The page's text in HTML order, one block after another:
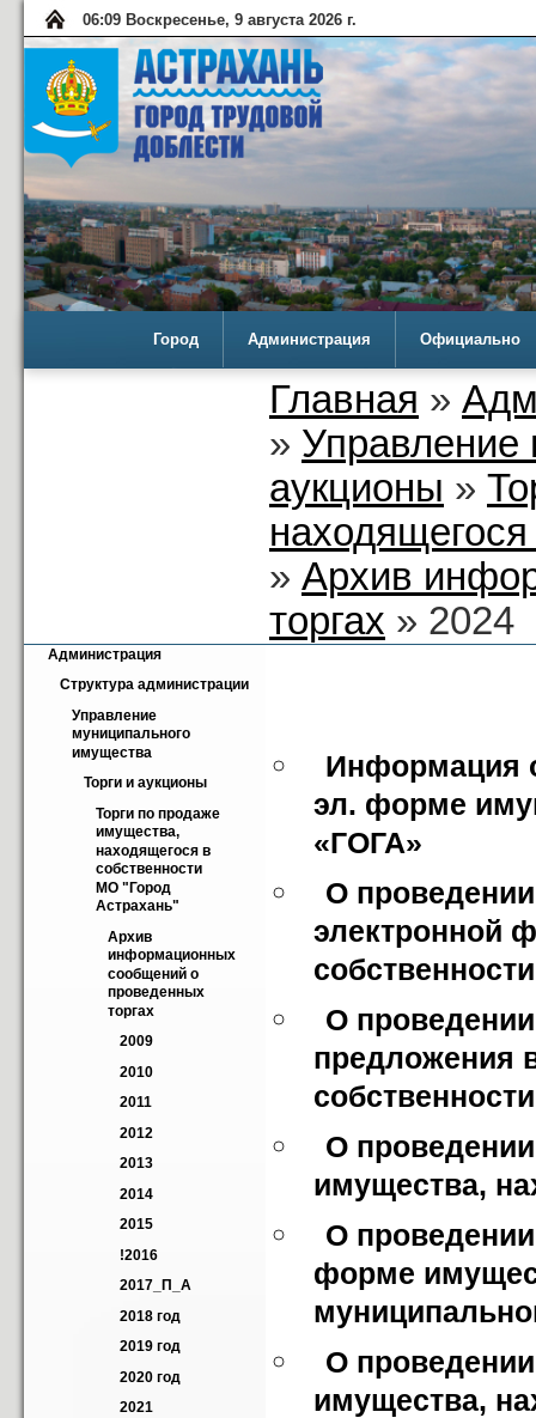
06:09 Воскресенье, 9 августа 2026 г.
Город Администрация Официально
Главная »
» Управление
аукционы »
» Архив
торгах » 2024
Администрация
Структура администрации
Управление
муниципального
имущества
Торги и аукционы
Торги по продаже
имущества,
находящегося в
собственности
МО "Город
Астрахань"
Архив
информационных
сообщений о
проведенных
торгах
2009
2010
2011
2012
2013
2014
2015
!2016
2017_П_А
2018 год
2019 год
2020 год
2021
Информация
эл. форме
«ГОГА»
О
электронной
О
предложения
О
имущества,
О
форме
О
имущества,